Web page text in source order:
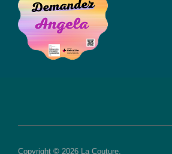
Copyright © 2026 La Couture.